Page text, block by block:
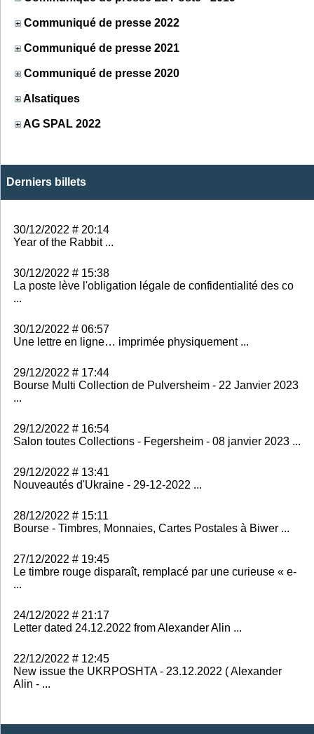
Communiqué de presse 2022
Communiqué de presse 2021
Communiqué de presse 2020
Alsatiques
AG SPAL 2022
Derniers billets
30/12/2022 # 20:14
Year of the Rabbit ...
30/12/2022 # 15:38
La poste lève l'obligation légale de confidentialité des co
...
30/12/2022 # 06:57
Une lettre en ligne… imprimée physiquement ...
29/12/2022 # 17:44
Bourse Multi Collection de Pulversheim - 22 Janvier 2023
...
29/12/2022 # 16:54
Salon toutes Collections - Fegersheim - 08 janvier 2023 ...
29/12/2022 # 13:41
Nouveautés d'Ukraine - 29-12-2022 ...
28/12/2022 # 15:11
Bourse - Timbres, Monnaies, Cartes Postales à Biwer ...
27/12/2022 # 19:45
Le timbre rouge disparaît, remplacé par une curieuse « e-
...
24/12/2022 # 21:17
Letter dated 24.12.2022 from Alexander Alin ...
22/12/2022 # 12:45
New issue the UKRPOSHTA - 23.12.2022 ( Alexander
Alin - ...